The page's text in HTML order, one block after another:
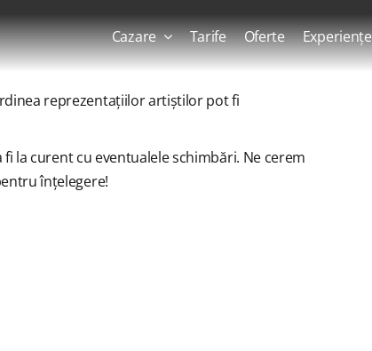
Cazare Tarife Oferte Experiențe
reprezentațiilor artiștilor pot fi
la curent cu eventualele schimbări. Ne cerem
înțelegere!